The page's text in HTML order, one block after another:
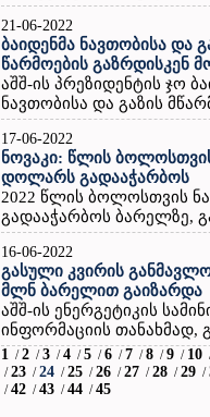
21-06-2022
ბაიდენმა ნავთობისა და
წარმოების გაზრდისკენ
აშშ-ის პრეზიდენტის ჯო
ნავთობისა და გაზის
17-06-2022
ნოვაკი: წლის
დოლარს გადააჭარბოს
2022 წლის ბოლოსთვის
გადააჭარბოს ბარელზე,
16-06-2022
გასული კვირის
მლნ ბარელით გაიზარდა
აშშ-ის ენერგეტიკის
ინფორმაციის თანახმად,
1 / 2 / 3 / 4 / 5 / 6 / 7 / 8 / 9 / 10
/ 23 / 24 / 25 / 26 / 27 / 28 / 29 /
/ 42 / 43 / 44 / 45